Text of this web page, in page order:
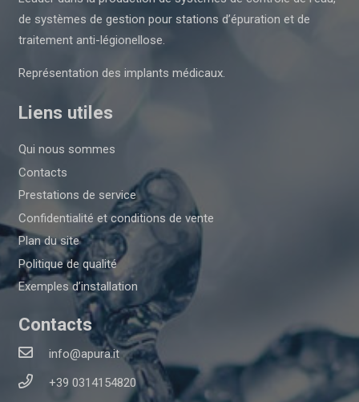
de systèmes de gestion pour stations d’épuration et de
traitement anti-légionellose.
Représentation des implants médicaux.
Liens utiles
Qui nous sommes
Contacts
Prestations de service
Confidentialité et conditions de vente
Plan du site
Politique de qualité
Exemples d’installation
Contacts
info@apura.it
+39 0314154820